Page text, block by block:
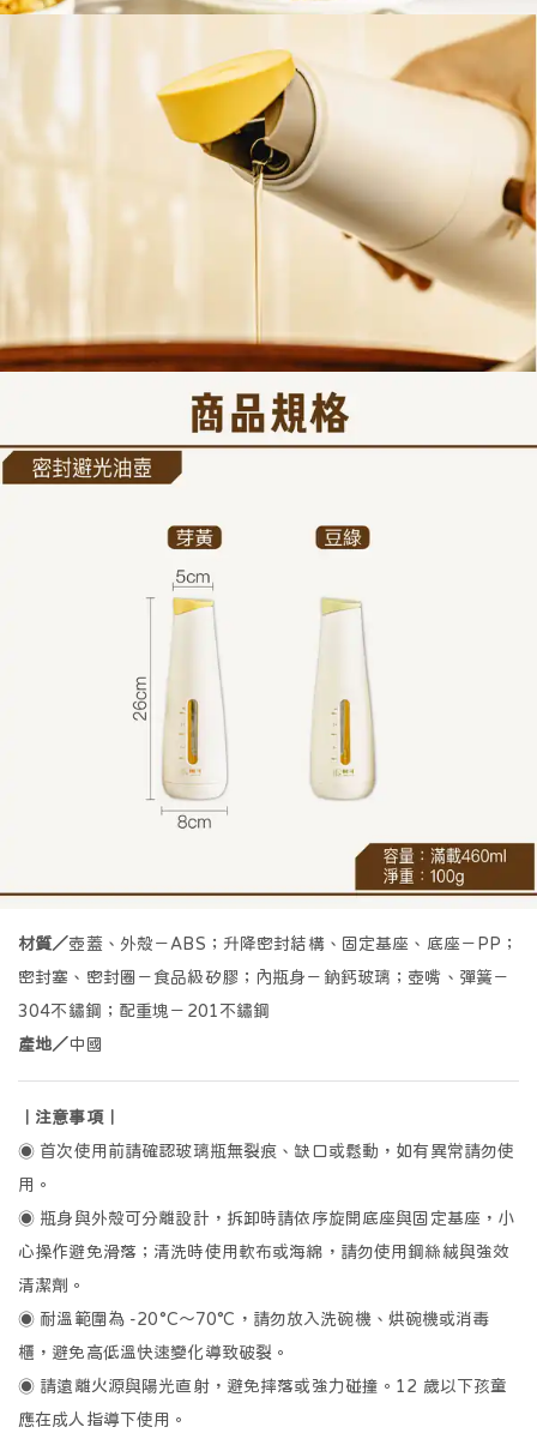
白/米 紅 黃/棕 綠 其它
🍳 🔪 🪏 🧂 🧁
🥣
備料小助手
🧼
清潔小幫手
材質／壺蓋、外殼－ABS；升降密封結構、固定基座、底座－PP；
密封塞、密封圈－食品級矽膠；內瓶身－鈉鈣玻璃；壺嘴、彈簧－
304不鏽鋼；配重塊－201不鏽鋼
產地／中國
｜注意事項｜
◉ 首次使用前請確認玻璃瓶無裂痕、缺口或鬆動，如有異常請勿使
用。
◉ 瓶身與外殼可分離設計，拆卸時請依序旋開底座與固定基座，小
心操作避免滑落；清洗時使用軟布或海綿，請勿使用鋼絲絨與強效
清潔劑。
◉ 耐溫範圍為 -20°C～70°C，請勿放入洗碗機、烘碗機或消毒
櫃，避免高低溫快速變化導致破裂。
◉ 請遠離火源與陽光直射，避免摔落或強力碰撞。12 歲以下孩童
應在成人指導下使用。